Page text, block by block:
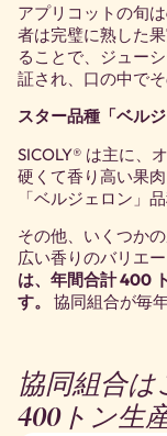
アプリコットの旬は
者は完璧に熟した
ることで、ジュー
証され、口の中で
スター品種「ベルジ
SICOLY® は主に、
硬くて香り高い果
「ベルジェロン」
その他、いくつか
広い香りのバリエ
は、年間合計 400
す。
協同組合が毎
協同組合
400トン生